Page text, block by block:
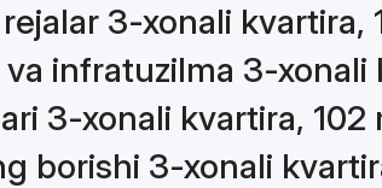
3-xonali kvartira,
infratuzilma 3-xonali
3-xonali kvartira, 102
borishi 3-xonali